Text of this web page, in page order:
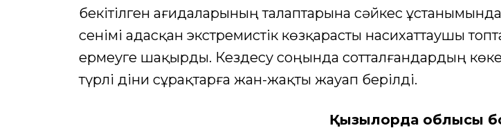
бекітілген Қағидаларының талаптарына сәйкес
сенімі адасқан экстремистік көзқарасты насихаттаушы
ермеуге шақырды. Кездесу соңында сотталғандардың
түрлі діни сұрақтарға жан-жақты жауап берілді.
Қызылорда облысы